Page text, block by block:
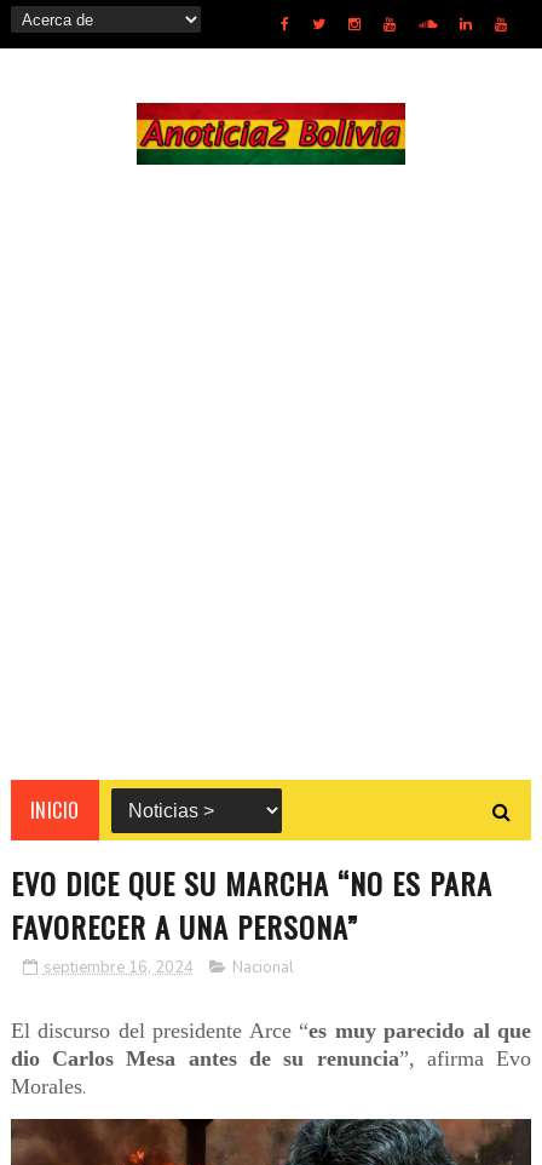
INICIO
EVO DICE QUE SU MARCHA “NO ES PARA
FAVORECER A UNA PERSONA”
septiembre 16, 2024 Nacional
El discurso del presidente Arce “es muy parecido al que
dio Carlos Mesa antes de su renuncia”, afirma Evo
Morales.